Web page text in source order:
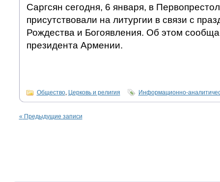
Саргсян сегодня, 6 января, в
присутствовали на литургии в связи с
Рождества и Богоявления. Об этом
президента Армении.
Общество, Церковь и религия Информационно-
« Предыдущие записи